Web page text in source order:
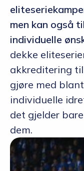
men kan også
individuelle
dekke
akkreditering
gjøre med
individuelle
det gjelder
dem.